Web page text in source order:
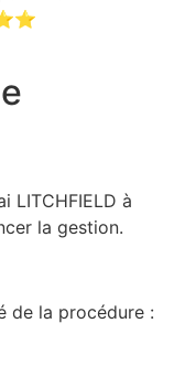
LITCHFIELD à
la gestion.
de la procédure :